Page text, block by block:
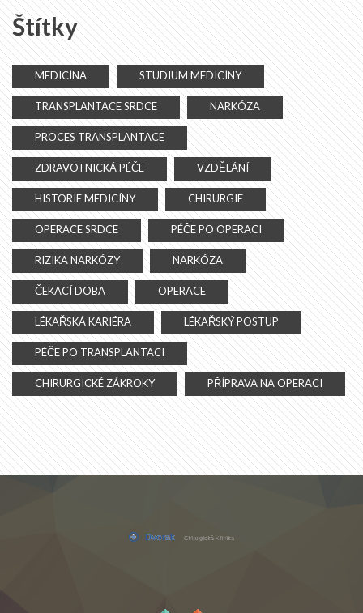
Štítky
MEDICÍNA STUDIUM MEDICÍNY
TRANSPLANTACE SRDCE NARKÓZA
PROCES TRANSPLANTACE
ZDRAVOTNICKÁ PÉČE VZDĚLÁNÍ
HISTORIE MEDICÍNY CHIRURGIE
OPERACE SRDCE PÉČE PO OPERACI
RIZIKA NARKÓZY NARKÓZA
ČEKACÍ DOBA OPERACE
LÉKAŘSKÁ KARIÉRA LÉKAŘSKÝ POSTUP
PÉČE PO TRANSPLANTACI
CHIRURGICKÉ ZÁKROKY PŘÍPRAVA NA OPERACI